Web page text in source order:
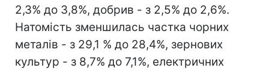
2,3% до 3,8%, добрив - з 2,5% до 2,6%.
Натомість зменшилась частка чорних
металів - з 29,1 % до 28,4%, зернових
культур - з 8,7% до 7,1%, електричних